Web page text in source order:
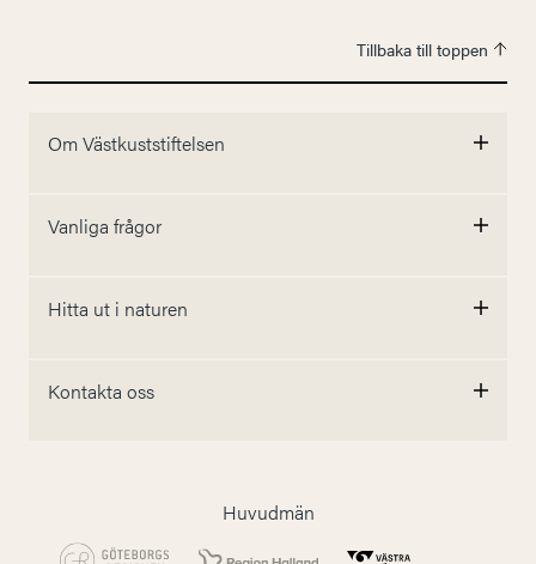
Tillbaka till toppen
Om Västkuststiftelsen
Vanliga frågor
Hitta ut i naturen
Kontakta oss
Huvudmän